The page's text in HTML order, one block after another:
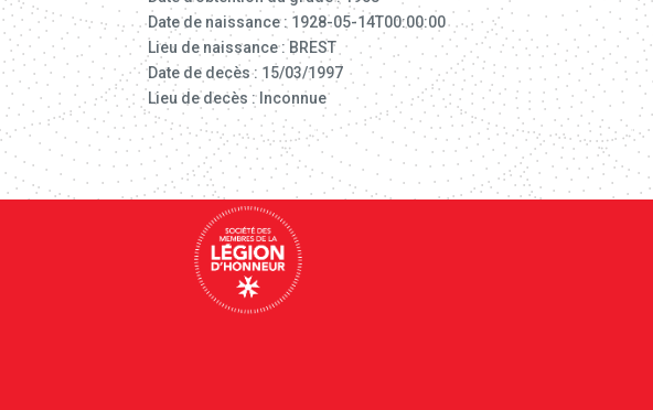
Date de naissance : 1928-05-14T00:00:00
Lieu de naissance : BREST
Date de decès : 15/03/1997
Lieu de decès : Inconnue